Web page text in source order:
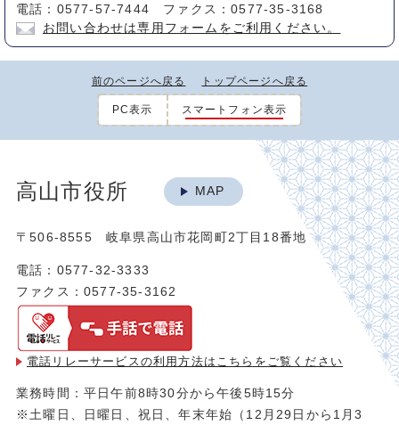
電話：0577-57-7444 ファクス：0577-35-3168
お問い合わせは専用フォームをご利用ください。
前のページへ戻る トップページへ戻る
PC表示 スマートフォン表示
高山市役所 MAP
〒506-8555 岐阜県高山市花岡町2丁目18番地
電話：0577-32-3333
ファクス：0577-35-3162
電話リレーサービスの利用方法は こちらをご覧ください
業務時間：平日午前8時30分から午後5時15分
※土曜日、日曜日、祝日、年末年始（12月29日から1月3